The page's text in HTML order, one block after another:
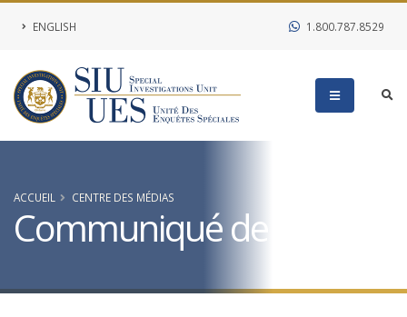
ENGLISH 1.800.787.8529
ACCUEIL CENTRE DES MÉDIAS
Communiqué de presse